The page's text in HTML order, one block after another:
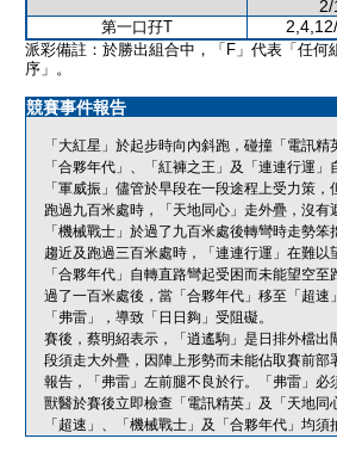
2/
第一口孖T
派彩備註：於勝出組合中，「F」代表「任何
序」。
競賽事件報告
「大紅星」於起步時向內斜跑，碰撞「電訊精
「合夥年代」、「紅褲之王」及「連連行運
「軍威振」儘管於早段在一段途程上受力策
跑過九百米處時，「天地同心」走外疊，沒有
「機械戰士」於過了九百米處後轉彎時走勢笨
趨近及跑過三百米處時，「連連行運」在難以
「合夥年代」自轉直路彎起受困而未能望空
過了一百米處後，當「合夥年代」移至「超
「弗雷」，導致「日日夠」受阻礙。
賽後，蔡明紹表示，「逍遙駒」是日排外檔
段須走大外疊，因陣上形勢而未能佔取賽前
報告，「弗雷」左前腿不良於行。「弗雷」
獸醫於賽後立即檢查「電訊精英」及「天地
「超速」、「機械戰士」及「合夥年代」均須